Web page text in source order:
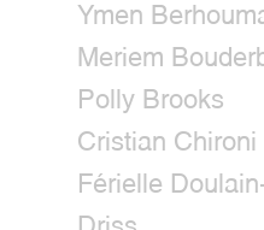
Ymen
Meriem
Polly Brooks
Cristian Chironi
Férielle
Driss